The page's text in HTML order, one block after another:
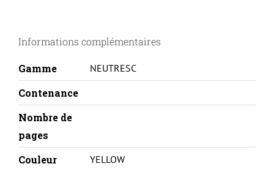
TK560Y-
Informations complémentaires
Gamme NEUTRESC
Contenance
Nombre de
pages
Couleur
YELLOW